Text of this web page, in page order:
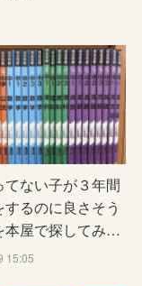
てない子が３年間
るのに良さそう
本屋で探してみ…
15:05